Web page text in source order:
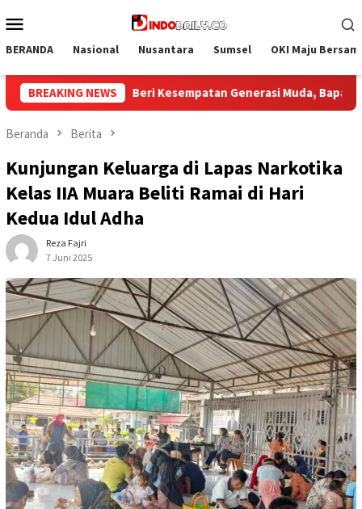
ke
Mobile
BERANDA Nasional Nusantara Sumsel OKI Maju
BREAKING NEWS
Muda, Bapas Palembang Terima Peserta Maganghub Angkatan
Beranda Berita
Kunjungan Keluarga di Lapas Narkotika
Kelas IIA Muara Beliti Ramai di Hari
Kedua Idul Adha
Reza Fajri
7 Juni 2025